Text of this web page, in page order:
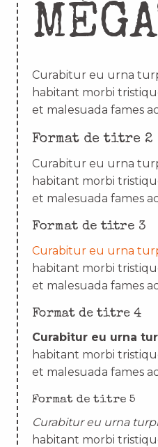
Curabitur eu urna
habitant morbi
et malesuada fames
Format de titre 2
Curabitur eu urna
habitant morbi
et malesuada fames
Format de titre 3
Curabitur eu urna
habitant morbi
et malesuada fames
Format de titre 4
Curabitur eu urna
habitant morbi
et malesuada fames
Format de titre 5
Curabitur eu urna
habitant morbi